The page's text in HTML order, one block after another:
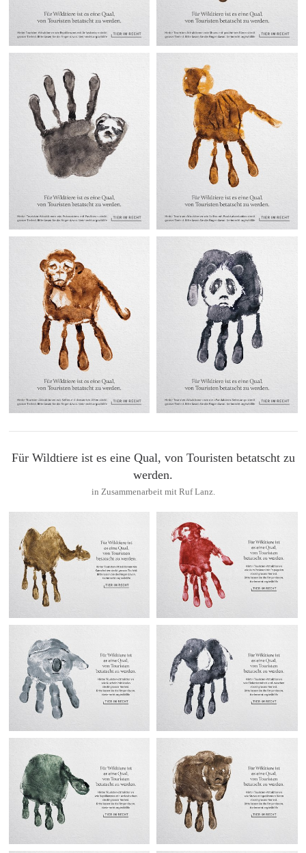
Für Wildtiere ist es eine Qual, von Touristen betatscht zu
werden.
in Zusammenarbeit mit Ruf Lanz.